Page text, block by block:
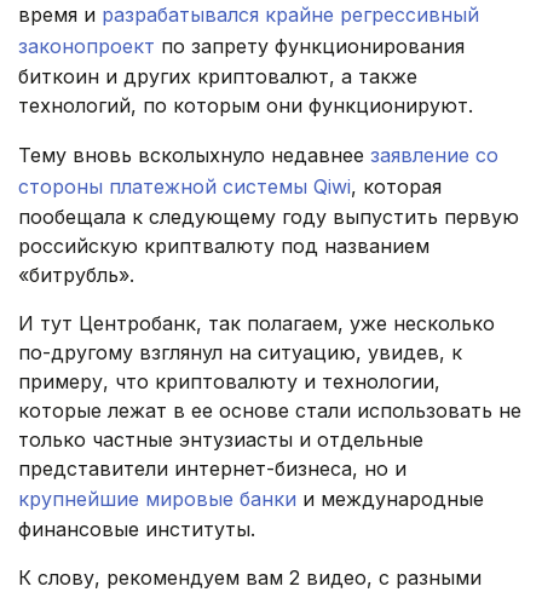
время и разрабатывался крайне регрессивный
законопроект по запрету функционирования
биткоин и других криптовалют, а также
технологий, по которым они функционируют.
Тему вновь всколыхнуло недавнее заявление со
стороны платежной системы Qiwi, которая
пообещала к следующему году выпустить первую
российскую криптвалюту под названием
«битрубль».
И тут Центробанк, так полагаем, уже несколько
по-другому взглянул на ситуацию, увидев, к
примеру, что криптовалюту и технологии,
которые лежат в ее основе стали использовать не
только частные энтузиасты и отдельные
представители интернет-бизнеса, но и
крупнейшие мировые банки и международные
финансовые институты.
К слову, рекомендуем вам 2 видео, с разными